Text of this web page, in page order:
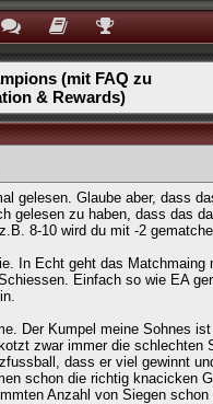
(mit FAQ zu
& Rewards)
gelesen. Glaube aber, dass
gelesen zu haben, dass das
8-10 wird du mit -2
In Echt geht das Matchmaing
Einfach so wie EA
Der Kumpel meine Sohnes
zwar immer die schlechten
dass er viel gewinnt
schon die richtig knacicken
Anzahl von Siegen